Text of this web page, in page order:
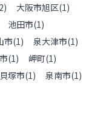
2) 大阪市旭区(1)
池田市(1)
市(1) 泉大津市(1)
(1) 岬町(1)
貝塚市(1) 泉南市(1)